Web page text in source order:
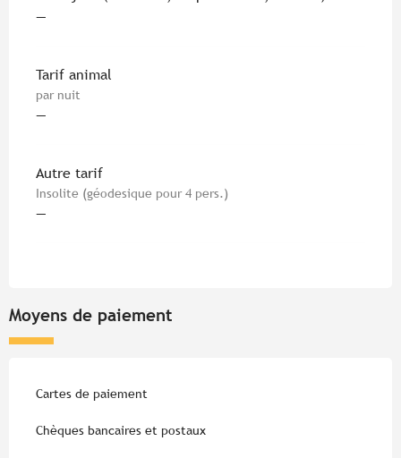
—
Tarif animal
par nuit
—
Autre tarif
Insolite (géodesique pour 4 pers.)
—
Moyens de paiement
Cartes de paiement
Chèques bancaires et postaux